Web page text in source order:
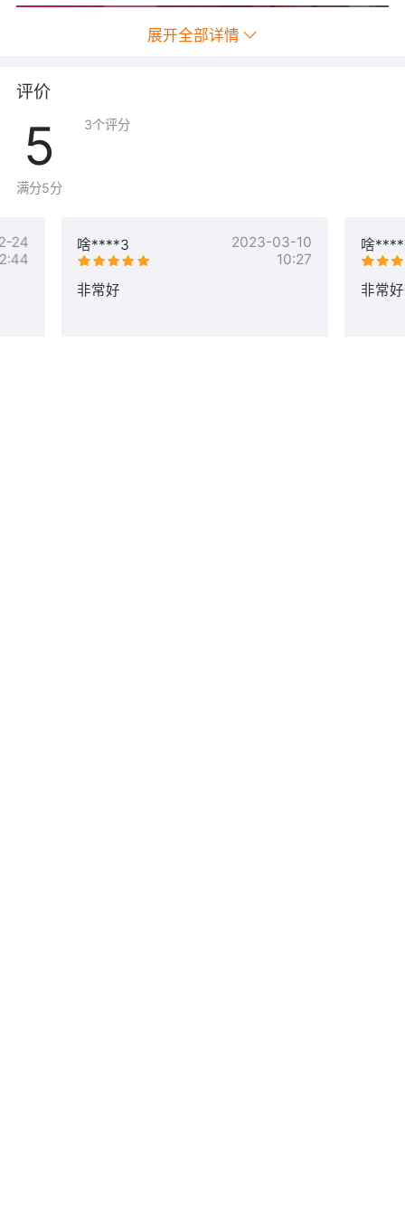
展开全部详情
评价
5
满分5分
3个评分
啥****3
2023-03-10
10:27
非常好
啥
非常好
24